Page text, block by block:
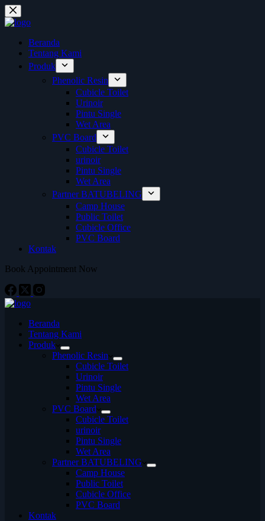
Skip
to
content
Beranda
Tentang Kami
Produk
Phenolic Resin
Cubicle Toilet
Urinoir
Pintu Single
Wet Area
PVC Board
Cubicle Toilet
urinoir
Pintu Single
Wet Area
Partner BATUBELING
Camp House
Public Toilet
Cubicle Office
PVC Board
Kontak
Book Appointment Now
Beranda
Tentang Kami
Produk
Phenolic Resin
Cubicle Toilet
Urinoir
Pintu Single
Wet Area
PVC Board
Cubicle Toilet
urinoir
Pintu Single
Wet Area
Partner BATUBELING
Camp House
Public Toilet
Cubicle Office
PVC Board
Kontak